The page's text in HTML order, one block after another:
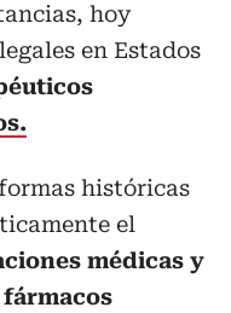
hoy
en Estados
históricas
el
médicas y